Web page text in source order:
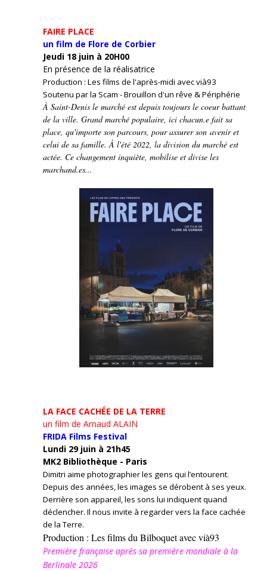
FAIRE PLACE
un film de Flore de Corbier
Jeudi 18 juin à 20H00
En présence de la réalisatrice
Production : Les films de l'après-midi avec vià93
Soutenu par la Scam - Brouillon d'un rêve & Périphérie
À Saint-Denis le marché est depuis toujours le coeur battant
de la ville. Grand marché populaire, ici chacun.e fait sa
place, qu'importe son parcours, pour assurer son avenir et
celui de sa famille. À l'été 2022, la division du marché est
actée. Ce changement inquiète, mobilise et divise les
marchand.es...
LA FACE CACHÉE DE LA TERRE
un film de Arnaud ALAIN
FRIDA Films Festival
Lundi 29 juin à 21h45
MK2 Bibliothèque - Paris
Dimitri aime photographier les gens qui l’entourent.
Depuis des années, les images se dérobent à ses yeux.
Derrière son appareil, les sons lui indiquent quand
déclencher. Il nous invite à regarder vers la face cachée
de la Terre.
Production : Les films du Bilboquet avec vià93
Première française après sa première mondiale à la
Berlinale 2026